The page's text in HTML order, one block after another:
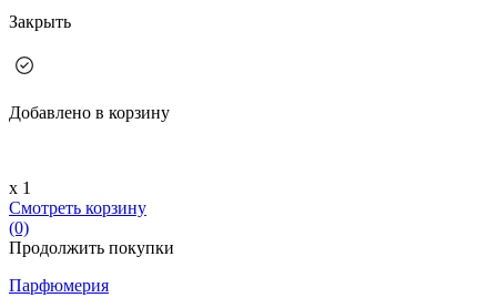
Закрыть
Добавлено в корзину
х 1
Смотреть корзину
(0)
Продолжить покупки
Парфюмерия